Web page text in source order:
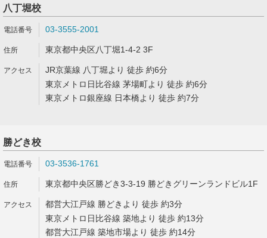
八丁堀校
03-3555-2001
東京都中央区八丁堀1-4-2 3F
JR京葉線 八丁堀より 徒歩 約6分
東京メトロ日比谷線 茅場町より 徒歩 約6分
東京メトロ銀座線 日本橋より 徒歩 約7分
勝どき校
03-3536-1761
東京都中央区勝どき3-3-19 勝どきグリーンランドビル1F
都営大江戸線 勝どきより 徒歩 約3分
東京メトロ日比谷線 築地より 徒歩 約13分
都営大江戸線 築地市場より 徒歩 約14分